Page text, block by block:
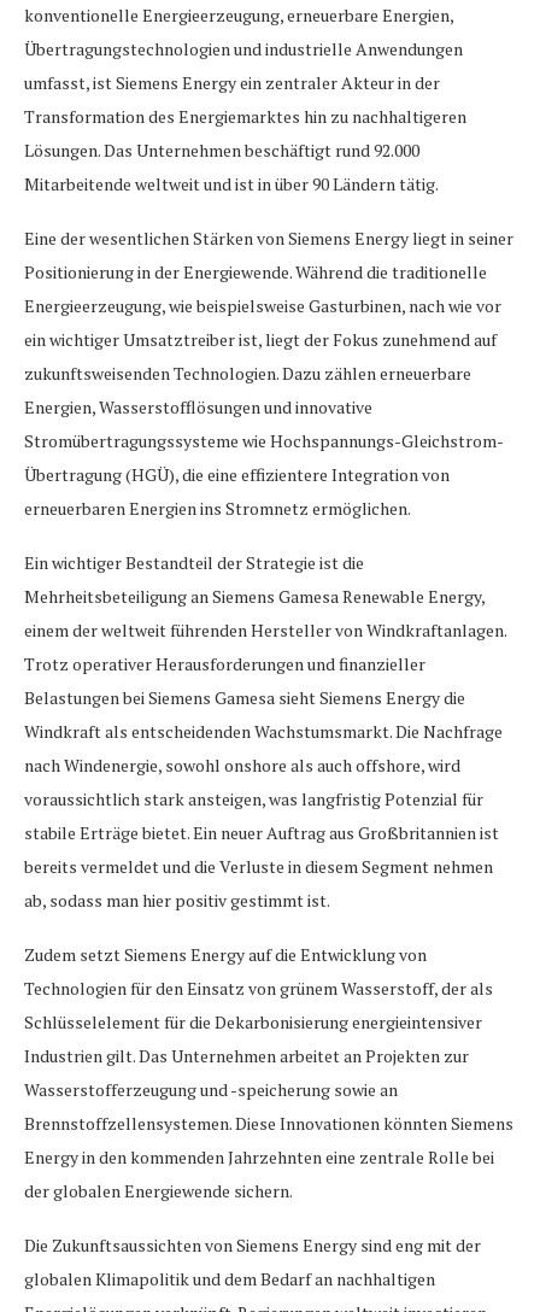
konventionelle Energieerzeugung, erneuerbare Energien,
Übertragungstechnologien und industrielle Anwendungen
umfasst, ist Siemens Energy ein zentraler Akteur in der
Transformation des Energiemarktes hin zu nachhaltigeren
Lösungen. Das Unternehmen beschäftigt rund 92.000
Mitarbeitende weltweit und ist in über 90 Ländern tätig.
Eine der wesentlichen Stärken von Siemens Energy liegt in seiner
Positionierung in der Energiewende. Während die traditionelle
Energieerzeugung, wie beispielsweise Gasturbinen, nach wie vor
ein wichtiger Umsatztreiber ist, liegt der Fokus zunehmend auf
zukunftsweisenden Technologien. Dazu zählen erneuerbare
Energien, Wasserstofflösungen und innovative
Stromübertragungssysteme wie Hochspannungs-Gleichstrom-
Übertragung (HGÜ), die eine effizientere Integration von
erneuerbaren Energien ins Stromnetz ermöglichen.
Ein wichtiger Bestandteil der Strategie ist die
Mehrheitsbeteiligung an Siemens Gamesa Renewable Energy,
einem der weltweit führenden Hersteller von Windkraftanlagen.
Trotz operativer Herausforderungen und finanzieller
Belastungen bei Siemens Gamesa sieht Siemens Energy die
Windkraft als entscheidenden Wachstumsmarkt. Die Nachfrage
nach Windenergie, sowohl onshore als auch offshore, wird
voraussichtlich stark ansteigen, was langfristig Potenzial für
stabile Erträge bietet. Ein neuer Auftrag aus Großbritannien ist
bereits vermeldet und die Verluste in diesem Segment nehmen
ab, sodass man hier positiv gestimmt ist.
Zudem setzt Siemens Energy auf die Entwicklung von
Technologien für den Einsatz von grünem Wasserstoff, der als
Schlüsselelement für die Dekarbonisierung energieintensiver
Industrien gilt. Das Unternehmen arbeitet an Projekten zur
Wasserstofferzeugung und -speicherung sowie an
Brennstoffzellensystemen. Diese Innovationen könnten Siemens
Energy in den kommenden Jahrzehnten eine zentrale Rolle bei
der globalen Energiewende sichern.
Die Zukunftsaussichten von Siemens Energy sind eng mit der
globalen Klimapolitik und dem Bedarf an nachhaltigen